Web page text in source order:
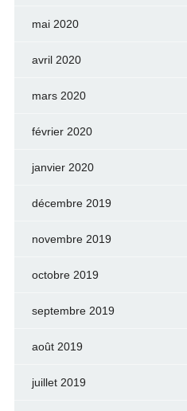
mai 2020
avril 2020
mars 2020
février 2020
janvier 2020
décembre 2019
novembre 2019
octobre 2019
septembre 2019
août 2019
juillet 2019